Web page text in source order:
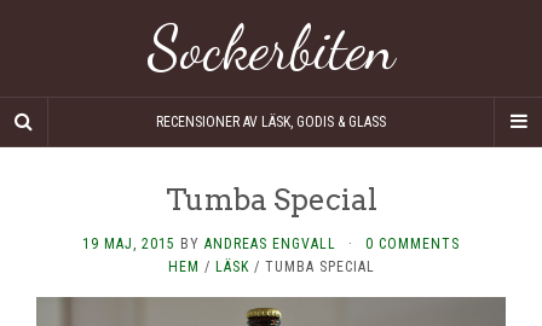
Sockerbiten
RECENSIONER AV LÄSK, GODIS & GLASS
Tumba Special
19 MAJ, 2015 BY ANDREAS ENGVALL ·
0 COMMENTS
HEM / LÄSK/ TUMBA SPECIAL